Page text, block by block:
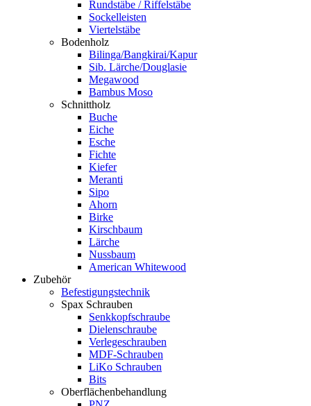
Rundstäbe / Riffelstäbe
Sockelleisten
Viertelstäbe
Bodenholz
Bilinga/Bangkirai/Kapur
Sib. Lärche/Douglasie
Megawood
Bambus Moso
Schnittholz
Buche
Eiche
Esche
Fichte
Kiefer
Meranti
Sipo
Ahorn
Birke
Kirschbaum
Lärche
Nussbaum
American Whitewood
Zubehör
Befestigungstechnik
Spax Schrauben
Senkkopfschraube
Dielenschraube
Verlegeschrauben
MDF-Schrauben
LiKo Schrauben
Bits
Oberflächenbehandlung